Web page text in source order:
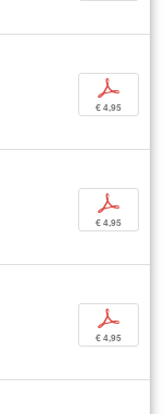
p
€ 4,95
p
€ 4,95
p
€ 4,95